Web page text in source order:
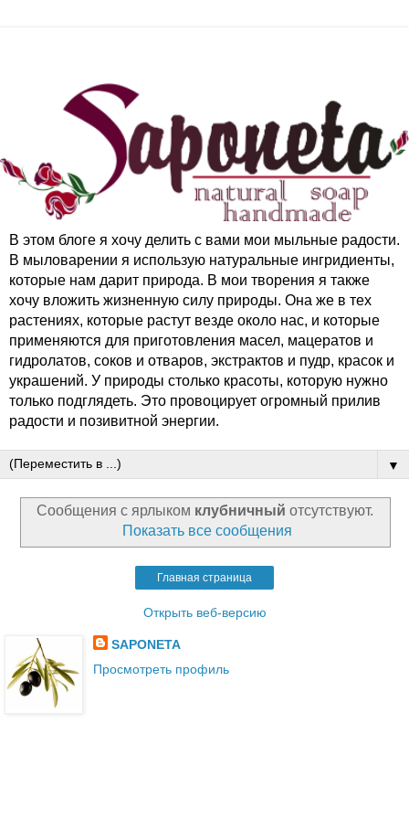
В этом блоге я хочу делить с вами мои мыльные радости.
В мыловарении я использую натуральные ингридиенты,
которые нам дарит природа. В мои творения я также
хочу вложить жизненную силу природы. Она же в тех
растениях, которые растут везде около нас, и которые
применяются для приготовления масел, мацератов и
гидролатов, соков и отваров, экстрактов и пудр, красок и
украшений. У природы столько красоты, которую нужно
только подглядеть. Это провоцирует огромный прилив
радости и позивитной энергии.
▼
Сообщения с ярлыком клубничный отсутствуют.
Показать все сообщения
Главная страница
Открыть веб-версию
SAPONETA
Просмотреть профиль